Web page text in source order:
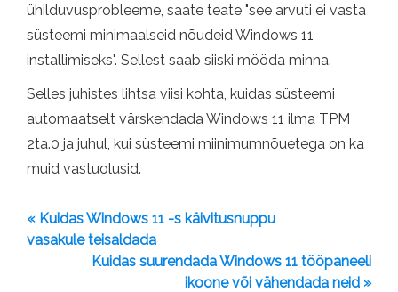
ühilduvusprobleeme, saate teate "see arvuti ei vasta
süsteemi minimaalseid nõudeid Windows 11
installimiseks". Sellest saab siiski mööda minna.
Selles juhistes lihtsa viisi kohta, kuidas süsteemi
automaatselt värskendada Windows 11 ilma TPM
2ta.0 ja juhul, kui süsteemi miinimumnõuetega on ka
muid vastuolusid.
« Kuidas Windows 11 -s käivitusnuppu
vasakule teisaldada
Kuidas suurendada Windows 11 tööpaneeli
ikoone või vähendada neid »